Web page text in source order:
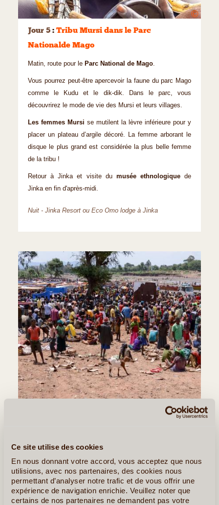
Ce site utilise des cookies
En nous donnant votre accord, vous acceptez que nous
utilisions, avec nos partenaires, des cookies nous
permettant d’analyser notre trafic et de vous offrir une
expérience de navigation enrichie. Veuillez noter que
certains de nos partenaires ne demandent pas votre
©
Jour 5 : Tribu Mursi dans le Parc
Nationalde Mago
Matin, route pour le Parc National de Mago.
Vous pourrez peut-être apercevoir la faune du parc Mago
comme le Kudu et le dik-dik. Dans le parc, vous
découvrirez le mode de vie des Mursi et leurs villages.
Les femmes Mursi se mutilent la lèvre inférieure pour y
placer un plateau d’argile décoré. La femme arborant le
disque le plus grand est considérée la plus belle femme
de la tribu !
Retour à Jinka et visite du musée ethnologiquede
Jinka en fin d'après-midi.
Nuit - Jinka Resort ou Eco Omo lodge à Jinka
Jour 6:Découverte du marché Dimeka -
Turmi
Après le petit déjeuner, route pour Turmi.
Sur le chemin, découvrez
le marché coloré de